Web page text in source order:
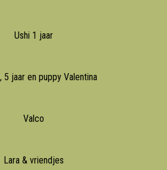
Ushi 1 jaar
5 jaar en puppy Valentina
Valco
Lara & vriendjes